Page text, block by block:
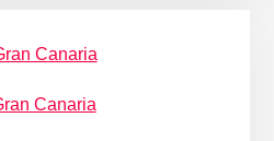
Canaria
Canaria